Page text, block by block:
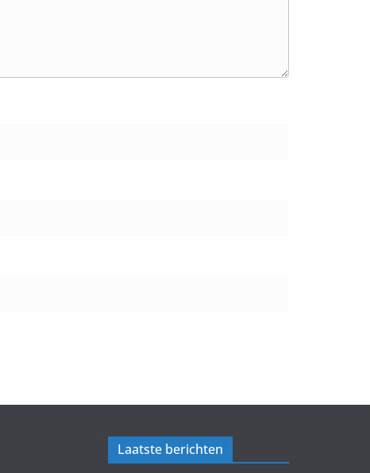
Laatste berichten